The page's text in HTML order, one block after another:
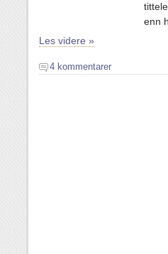
enn
Les videre »
4 kommentarer